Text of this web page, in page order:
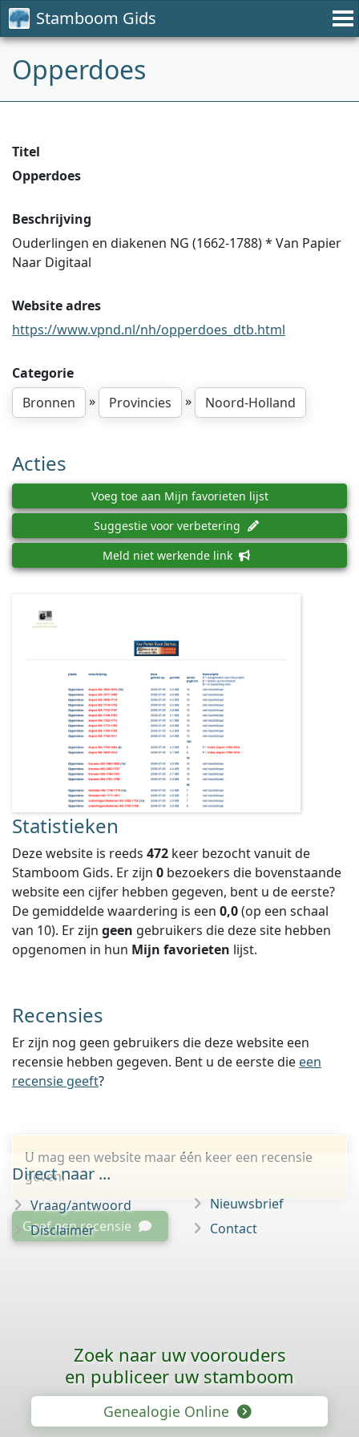
Stamboom Gids
Opperdoes
Titel
Opperdoes
Beschrijving
Ouderlingen en diakenen NG (1662-1788) * Van Papier
Naar Digitaal
Website adres
https://www.vpnd.nl/nh/opperdoes_dtb.html
Categorie
Bronnen
» Provincies » Noord-Holland
Acties
Voeg toe aan Mijn favorieten lijst
Suggestie voor verbetering
Meld niet werkende link
Statistieken
Deze website is reeds 472 keer bezocht vanuit de
Stamboom Gids. Er zijn 0 bezoekers die bovenstaande
website een cijfer hebben gegeven, bent u de eerste?
De gemiddelde waardering is een 0,0(op een schaal
van 10). Er zijn geen gebruikers die deze site hebben
opgenomen in hun Mijn favorieten lijst.
Recensies
Er zijn nog geen gebruikers die deze website een
recensie hebben gegeven. Bent u de eerste die een
recensie geeft?
U mag een website maar één keer een recensie
geven.
Geef een recensie
Direct naar ...
Vraag/antwoord
Disclaimer
Nieuwsbrief
Contact
Zoek naar uw voorouders
en publiceer uw stamboom
Genealogie Online